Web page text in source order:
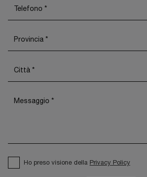
Ho preso visione della Privacy Policy